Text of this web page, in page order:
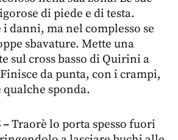
di piede e di testa.
danni, ma nel complesso se
sbavature. Mette una
sul cross basso di Quirini a
da punta, con i crampi,
qualche sponda.
–Traorè lo porta spesso fuori